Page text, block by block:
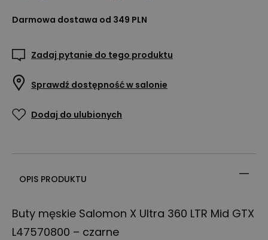
Darmowa dostawa od 349 PLN
Zadaj pytanie do tego produktu
Sprawdź dostępność w salonie
Dodaj do ulubionych
OPIS PRODUKTU
Buty męskie Salomon X Ultra 360 LTR Mid GTX
L47570800 – czarne